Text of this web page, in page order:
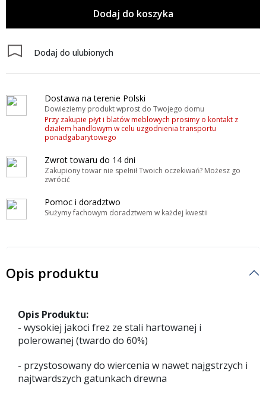
Dodaj do koszyka
Dodaj do ulubionych
Dostawa na terenie Polski
Dowieziemy produkt wprost do Twojego domu
Przy zakupie płyt i blatów meblowych prosimy o kontakt z
działem handlowym w celu uzgodnienia transportu
ponadgabarytowego
Zwrot towaru do 14 dni
Zakupiony towar nie spełnił Twoich oczekiwań? Możesz go
zwrócić
Pomoc i doradztwo
Służymy fachowym doradztwem w każdej kwestii
Opis produktu
Opis Produktu:
- wysokiej jakoci frez ze stali hartowanej i
polerowanej (twardo do 60%)
- przystosowany do wiercenia w nawet najgstrzych i
najtwardszych gatunkach drewna